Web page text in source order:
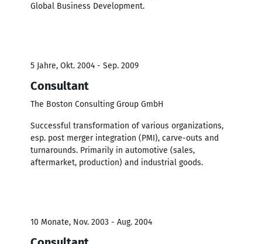
Global Business Development.
5 Jahre, Okt. 2004 - Sep. 2009
Consultant
The Boston Consulting Group GmbH
Successful transformation of various organizations,
esp. post merger integration (PMI), carve-outs and
turnarounds. Primarily in automotive (sales,
aftermarket, production) and industrial goods.
10 Monate, Nov. 2003 - Aug. 2004